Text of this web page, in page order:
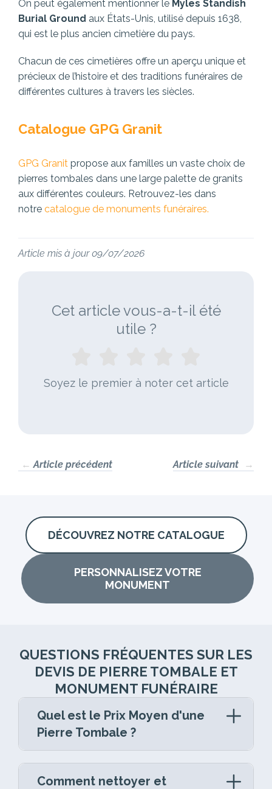
On peut également mentionner le Myles Standish
Burial Ground aux États-Unis, utilisé depuis 1638,
qui est le plus ancien cimetière du pays.
Chacun de ces cimetières offre un aperçu unique et
précieux de l’histoire et des traditions funéraires de
différentes cultures à travers les siècles.
Catalogue GPG Granit
GPG Granit propose aux familles un vaste choix de
pierres tombales dans une large palette de granits
aux différentes couleurs. Retrouvez-les dans
notre catalogue de monuments funéraires.
Article mis à jour 09/07/2026
Cet article vous-a-t-il été
utile ?
Soyez le premier à noter cet article
← Article précédent Article suivant →
DÉCOUVREZ NOTRE CATALOGUE
PERSONNALISEZ VOTRE
MONUMENT
QUESTIONS FRÉQUENTES SUR LES
DEVIS DE PIERRE TOMBALE ET
MONUMENT FUNÉRAIRE
Quel est le Prix Moyen d'une
Pierre Tombale ?
Comment nettoyer et